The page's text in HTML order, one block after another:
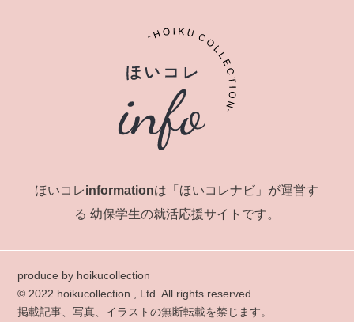
ほいコレinformationは「ほいコレナビ」が運営す
る 幼保学生の就活応援サイトです。
produce by hoikucollection
© 2022 hoikucollection., Ltd. All rights reserved.
掲載記事、写真、イラストの無断転載を禁じます。